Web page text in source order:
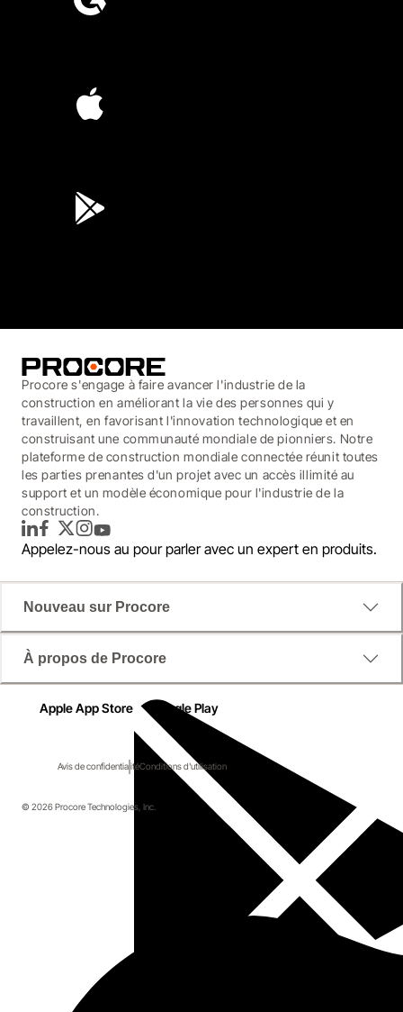
Procore s'engage à faire avancer l'industrie de la
construction en améliorant la vie des personnes qui y
travaillent, en favorisant l'innovation technologique et en
construisant une communauté mondiale de pionniers. Notre
plateforme de construction mondiale connectée réunit toutes
les parties prenantes d'un projet avec un accès illimité au
support et un modèle économique pour l'industrie de la
construction.
LinkedInFacebook
TwitterInstagram
YouTube
Appelez-nous au pour parler avec un expert en produits.
Nouveau sur Procore
À propos de Procore
Apple App Store Google Play
Avis de confidentialitéConditions d'utilisation
© 2026 Procore Technologies, Inc.